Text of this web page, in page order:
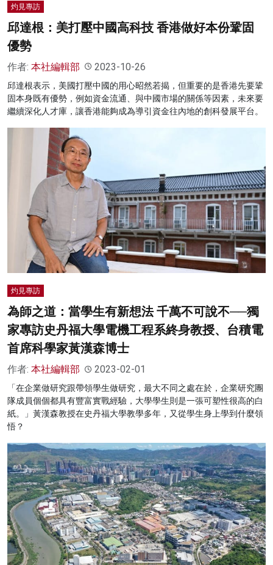
灼見專訪
邱達根：美打壓中國高科技 香港做好本份鞏固
優勢
作者: 本社編輯部 2023-10-26
邱達根表示，美國打壓中國的用心昭然若揭，但重要的是香港先要鞏
固本身既有優勢，例如資金流通、與中國市場的關係等因素，未來要
繼續深化人才庫，讓香港能夠成為導引資金往內地的創科發展平台。
灼見專訪
為師之道：當學生有新想法 千萬不可說不──獨
家專訪史丹福大學電機工程系終身教授、台積電
首席科學家黃漢森博士
作者: 本社編輯部 2023-02-01
「在企業做研究跟帶領學生做研究，最大不同之處在於，企業研究團
隊成員個個都具有豐富實戰經驗，大學學生則是一張可塑性很高的白
紙。」黃漢森教授在史丹福大學教學多年，又從學生身上學到什麼領
悟？